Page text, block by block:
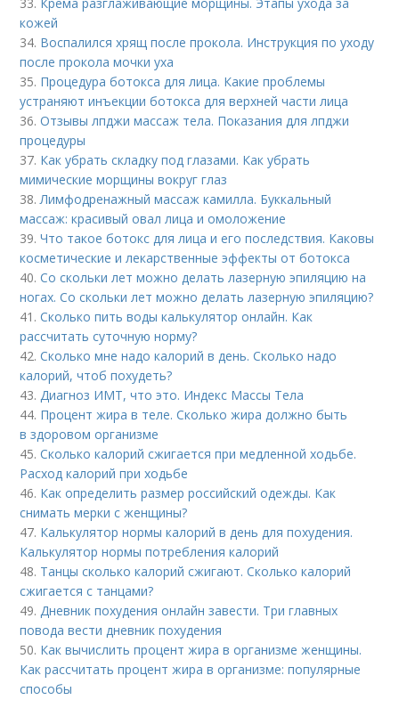
кожей
34. Воспалился хрящ после прокола. Инструкция по уходу
после прокола мочки уха
35. Процедура ботокса для лица. Какие проблемы
устраняют инъекции ботокса для верхней части лица
36.Отзывы лпджи массаж тела. Показания для лпджи
процедуры
37. Как убрать складку под глазами. Как убрать
мимические морщины вокруг глаз
38.Лимфодренажный массаж камилла. Буккальный
массаж: красивый овал лица и омоложение
39.Что такое ботокс для лица и его последствия. Каковы
косметические и лекарственные эффекты от ботокса
40.Со скольки лет можно делать лазерную эпиляцию на
ногах. Со скольки лет можно делать лазерную эпиляцию?
41.Сколько пить воды калькулятор онлайн. Как
рассчитать суточную норму?
42.Сколько мне надо калорий в день. Сколько надо
калорий, чтоб похудеть?
43.Диагноз ИМТ, что это. Индекс Массы Тела
44. Процент жира в теле. Сколько жира должно быть
в здоровом организме
45.Сколько калорий сжигается при медленной ходьбе.
Расход калорий при ходьбе
46. Как определить размер российский одежды. Как
снимать мерки с женщины?
47. Калькулятор нормы калорий в день для похудения.
Калькулятор нормы потребления калорий
48. Танцы сколько калорий сжигают. Сколько калорий
сжигается с танцами?
49.Дневник похудения онлайн завести. Три главных
повода вести дневник похудения
50. Как вычислить процент жира в организме женщины.
Как рассчитать процент жира в организме: популярные
способы